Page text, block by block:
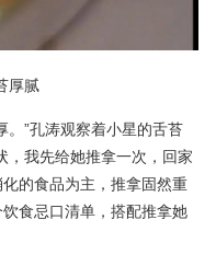
厚腻
。”孔涛观察着小星的舌苔
，我先给她推拿一次，回家
的食品为主，推拿固然重
食忌口清单，搭配推拿她